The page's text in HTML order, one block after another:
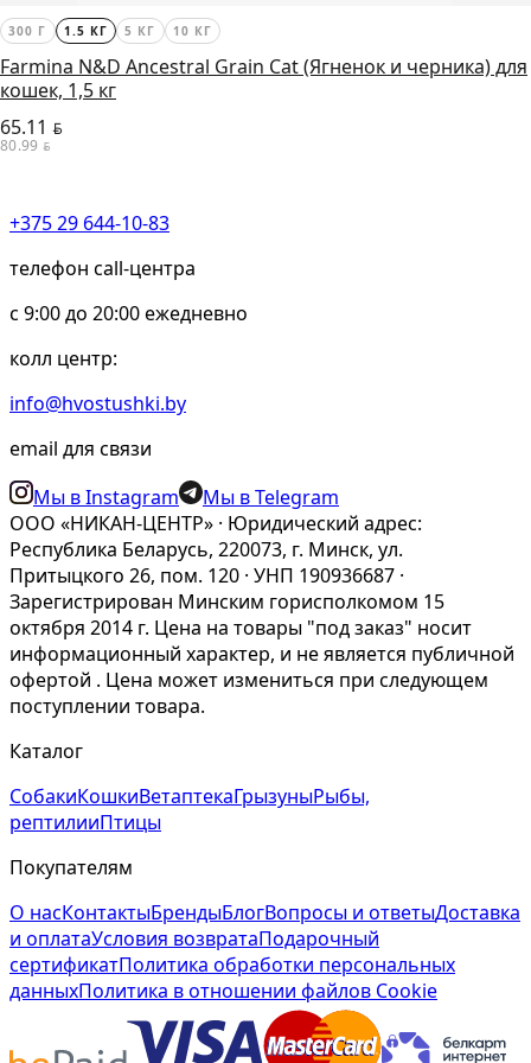
300 Г 1.5 КГ 5 КГ 10 КГ
Farmina N&D Ancestral Grain Cat (Ягненок и черника) для
кошек, 1,5 кг
65.11 BYN
80.99 BYN
+375 29 644-10-83
телефон call-центра
c 9:00 до 20:00 ежедневно
колл центр:
info@hvostushki.by
email для связи
Мы в Instagram
Мы в Telegram
ООО «НИКАН-ЦЕНТР» · Юридический адрес:
Республика Беларусь, 220073, г. Минск, ул.
Притыцкого 26, пом. 120 · УНП 190936687 ·
Зарегистрирован Минским горисполкомом 15
октября 2014 г. Цена на товары "под заказ" носит
информационный характер, и не является публичной
офертой . Цена может измениться при следующем
поступлении товара.
Каталог
СобакиКошкиВетаптекаГрызуныРыбы,
рептилииПтицы
Покупателям
О насКонтактыБрендыБлогВопросы и ответыДоставка
и оплатаУсловия возвратаПодарочный
сертификатПолитика обработки персональных
данныхПолитика в отношении файлов Cookie